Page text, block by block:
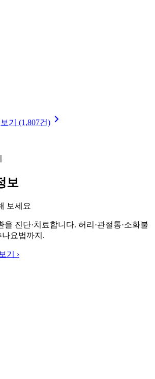
기 (1,807건)
보
보세요
진단·치료합니다. 허리·관절통·소화불
나요법까지.
기 ›